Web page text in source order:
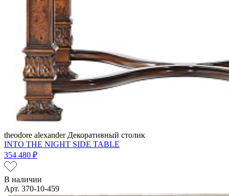
theodore alexander Декоративный столик
INTO THE NIGHT SIDE TABLE
354 480 ₽
В наличии
Арт. 370-10-459